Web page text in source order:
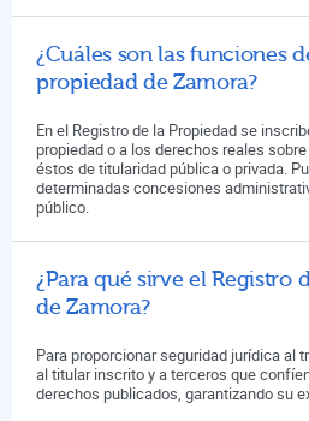
¿Cuáles son las funciones
propiedad de Zamora?
En el Registro de la Propiedad se
propiedad o a los derechos reales
éstos de titularidad pública o privada.
determinadas concesiones
público.
¿Para qué sirve el Registro
de Zamora?
Para proporcionar seguridad jurídica al
al titular inscrito y a terceros que
derechos publicados, garantizando su